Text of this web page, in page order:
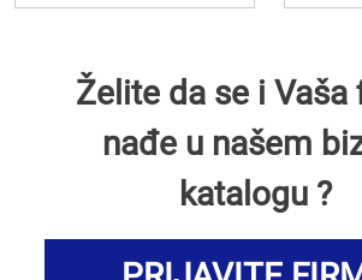
Želite da se i Vaša
nađe u našem
katalogu ?